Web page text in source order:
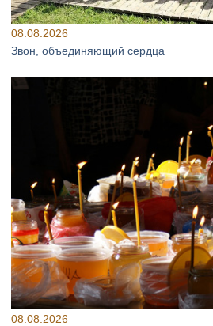
08.08.2026
Звон, объединяющий сердца
08.08.2026